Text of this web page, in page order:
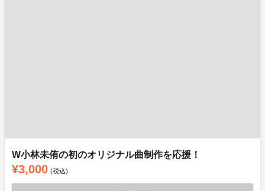
W小林未侑の初のオリジナル曲制作を応援！
¥3,000 (税込)